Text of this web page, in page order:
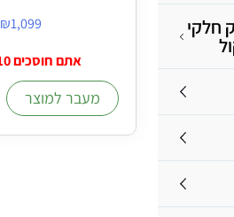
₪1,099
אתם חוסכים 310 ש"ח
מעבר למוצר
חלקי